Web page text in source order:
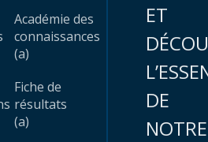
Académie des
connaissances
(a)
Fiche de
résultats
(a)
ET
DE
NOTRE